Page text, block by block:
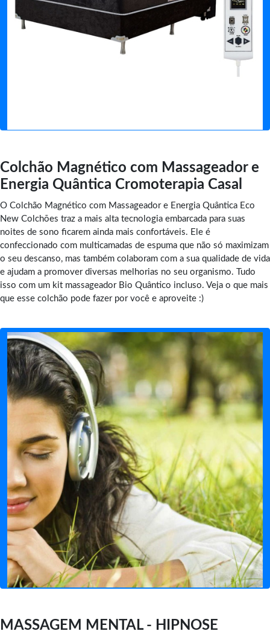
Colchão Magnético com Massageador e
Energia Quântica Cromoterapia Casal
O Colchão Magnético com Massageador e Energia Quântica Eco
New Colchões traz a mais alta tecnologia embarcada para suas
noites de sono ficarem ainda mais confortáveis. Ele é
confeccionado com multicamadas de espuma que não só maximizam
o seu descanso, mas também colaboram com a sua qualidade de vida
e ajudam a promover diversas melhorias no seu organismo. Tudo
isso com um kit massageador Bio Quântico incluso. Veja o que mais
que esse colchão pode fazer por você e aproveite :)
MASSAGEM MENTAL - HIPNOSE